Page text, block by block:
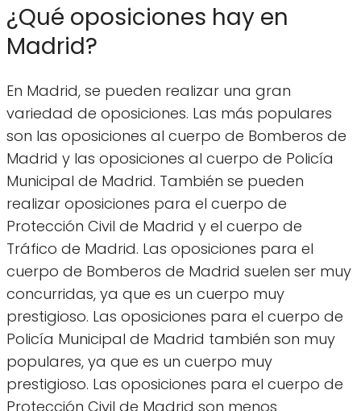
¿Qué oposiciones hay en
Madrid?
En Madrid, se pueden realizar una gran
variedad de oposiciones. Las más populares
son las oposiciones al cuerpo de Bomberos de
Madrid y las oposiciones al cuerpo de Policía
Municipal de Madrid. También se pueden
realizar oposiciones para el cuerpo de
Protección Civil de Madrid y el cuerpo de
Tráfico de Madrid. Las oposiciones para el
cuerpo de Bomberos de Madrid suelen ser muy
concurridas, ya que es un cuerpo muy
prestigioso. Las oposiciones para el cuerpo de
Policía Municipal de Madrid también son muy
populares, ya que es un cuerpo muy
prestigioso. Las oposiciones para el cuerpo de
Protección Civil de Madrid son menos